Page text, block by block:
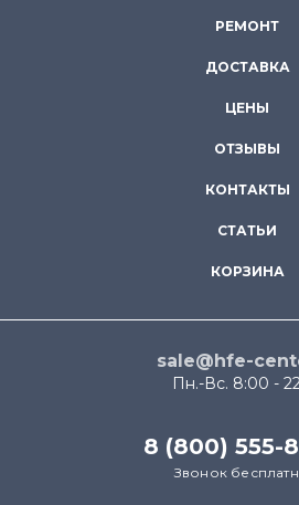
РЕМОНТ
ДОСТАВКА
ЦЕНЫ
ОТЗЫВЫ
КОНТАКТЫ
СТАТЬИ
КОРЗИНА
sale@hfe-
Пн.-Вс. 8:00 -
8 (800) 555-
Звонок